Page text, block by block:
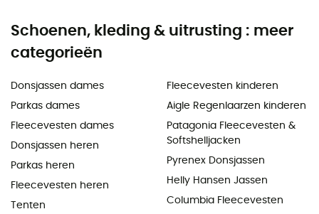
Schoenen, kleding & uitrusting : meer
categorieën
Donsjassen dames
Parkas dames
Fleecevesten dames
Donsjassen heren
Parkas heren
Fleecevesten heren
Tenten
Fleecevesten kinderen
Aigle Regenlaarzen kinderen
Patagonia Fleecevesten &
Softshelljacken
Pyrenex Donsjassen
Helly Hansen Jassen
Columbia Fleecevesten